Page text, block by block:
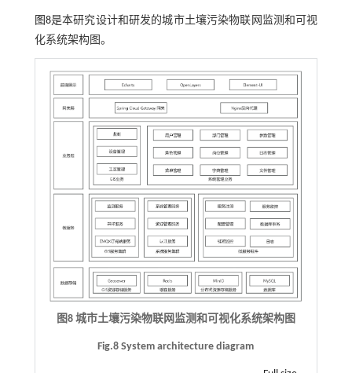
图8是本研究设计和研发的城市土壤污染物联网监测和可视
化系统架构图。
图8 城市土壤污染物联网监测和可视化系统架构图
Fig.8 System architecture diagram